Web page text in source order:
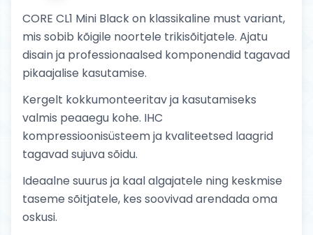
CORE CL1 Mini Black on klassikaline must variant,
mis sobib kõigile noortele trikisõitjatele. Ajatu
disain ja professionaalsed komponendid tagavad
pikaajalise kasutamise.
Kergelt kokkumonteeritav ja kasutamiseks
valmis peaaegu kohe. IHC
kompressioonisüsteem ja kvaliteetsed laagrid
tagavad sujuva sõidu.
Ideaalne suurus ja kaal algajatele ning keskmise
taseme sõitjatele, kes soovivad arendada oma
oskusi.